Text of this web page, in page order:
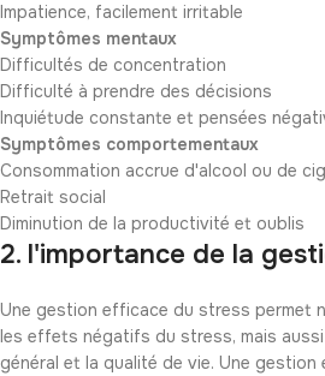
Impatience, facilement irritable
Symptômes mentaux
Difficultés de concentration
Difficulté à prendre des décisions
Inquiétude constante et pensées
Symptômes comportementaux
Consommation accrue d'alcool ou de
Retrait social
Diminution de la productivité et oublis
2. l'importance de la
Une gestion efficace du stress permet
les effets négatifs du stress, mais
général et la qualité de vie. Une